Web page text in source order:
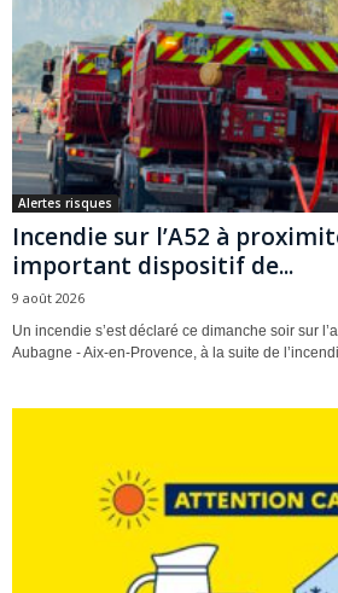
Alertes risques
Incendie sur l’A52 à
important dispositif de...
9 août 2026
Un incendie s’est déclaré ce dimanche soir sur
Aubagne - Aix-en-Provence, à la suite de